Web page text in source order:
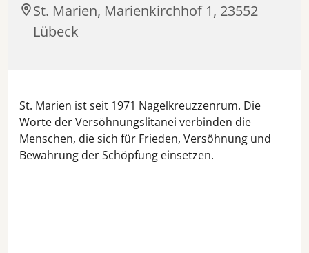
St. Marien, Marienkirchhof 1, 23552
Lübeck
St. Marien ist seit 1971 Nagelkreuzzenrum. Die
Worte der Versöhnungslitanei verbinden die
Menschen, die sich für Frieden, Versöhnung und
Bewahrung der Schöpfung einsetzen.